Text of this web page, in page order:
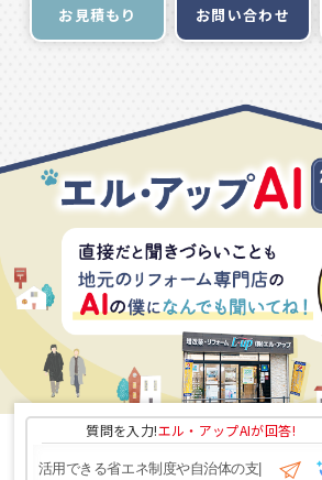
お見積もり お問い合わせ
質問を入力!エル・アップAIが回答!